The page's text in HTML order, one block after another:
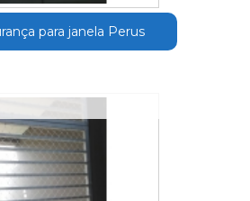
para janela Perus